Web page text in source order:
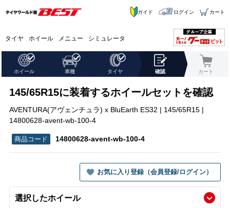
タイヤ ホイール メニュー シミュレータ
ガイド ログイン カート
ホイール 車種 タイヤ 確認 カート
145/65R15に装着するホイールセットを確認
AVENTURA(アヴェンチュラ) x BluEarth ES32 | 145/65R15 |
14800628-avent-wb-100-4
14800628-avent-wb-100-4
お気に入り登録（会員登録/ログイン）
選択したホイール